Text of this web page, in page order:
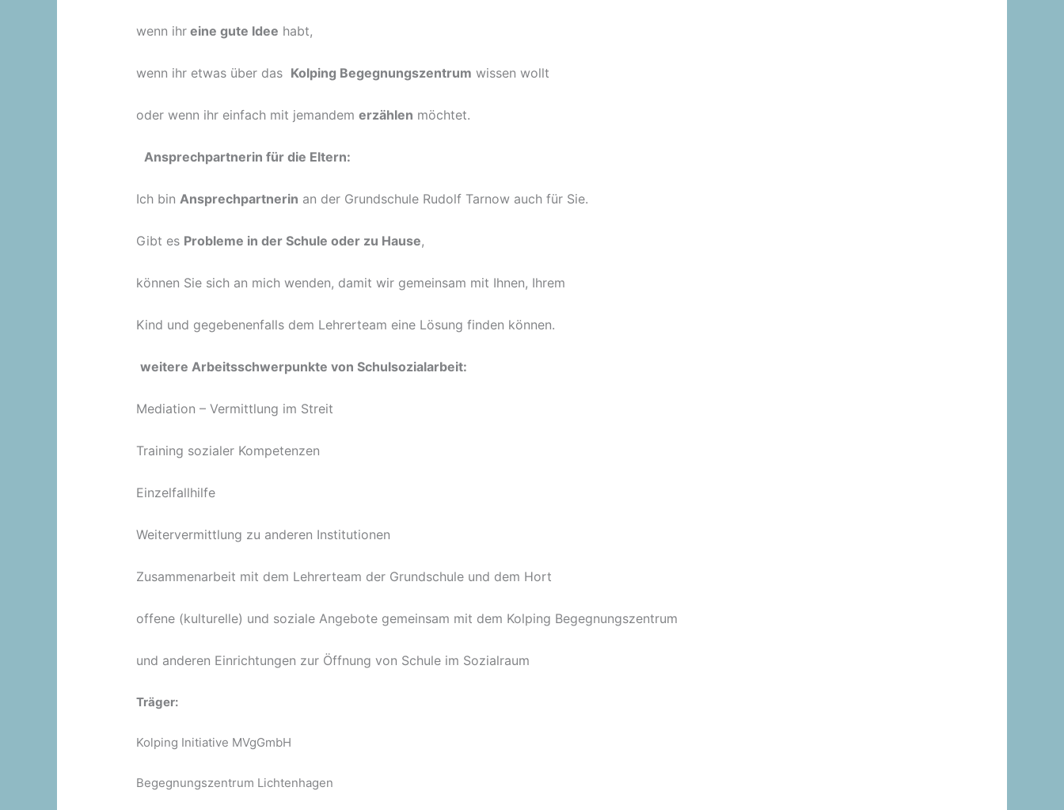
wenn ihr eine gute Idee habt,
wenn ihr etwas über das Kolping Begegnungszentrum wissen wollt
oder wenn ihr einfach mit jemandemerzählen möchtet.
Ansprechpartnerin für die Eltern:
Ich binAnsprechpartnerin an der Grundschule Rudolf Tarnow auch für Sie.
Gibt es Probleme in der Schule oder zu Hause,
können Sie sich an mich wenden, damit wir gemeinsam mit Ihnen, Ihrem
Kind und gegebenenfalls dem Lehrerteam eine Lösung finden können.
weitere Arbeitsschwerpunkte von Schulsozialarbeit:
Mediation – Vermittlung im Streit
Training sozialer Kompetenzen
Einzelfallhilfe
Weitervermittlung zu anderen Institutionen
Zusammenarbeit mit dem Lehrerteam der Grundschule und dem Hort
offene (kulturelle) und soziale Angebote gemeinsam mit dem Kolping Begegnungszentrum
und anderen Einrichtungen zur Öffnung von Schule im Sozialraum
Träger:
Kolping Initiative MVgGmbH
Begegnungszentrum Lichtenhagen